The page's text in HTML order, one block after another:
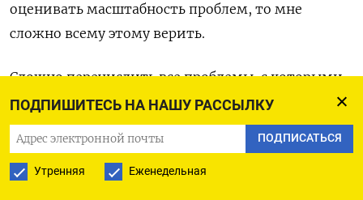
ПОДПИШИТЕСЬ НА НАШУ РАССЫЛКУ
ПОДПИСАТЬСЯ
Утренняя Еженедельная
оценивать масштабность проблем, то мне
сложно всему этому верить.
Сложно перечислить все проблемы, с которыми
сталкивается Россия в связи климатическим
кризисом. Мы занимаем первое место в мире
по территориям, и, наверное, одно из последних
по пониманию связей кризиса с разными